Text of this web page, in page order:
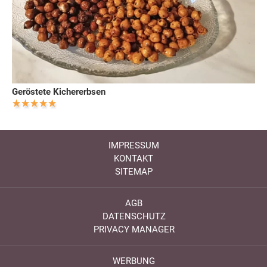
Geröstete Kichererbsen
IMPRESSUM
KONTAKT
SITEMAP
AGB
DATENSCHUTZ
PRIVACY MANAGER
WERBUNG